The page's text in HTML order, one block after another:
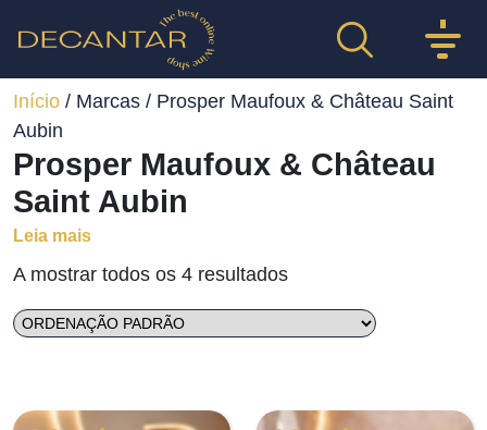
Início / Marcas / Prosper Maufoux & Château Saint
Aubin
Prosper Maufoux & Château
Saint Aubin
Leia mais
A mostrar todos os 4 resultados